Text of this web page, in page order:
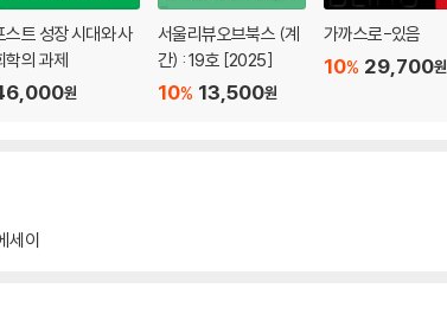
스트 성장 시대와 사
학의 과제
원
서울리뷰오브북스 (계
간) : 19호 [2025]
13,500원
10%
가까스로-있음
29,700원
10%
세이